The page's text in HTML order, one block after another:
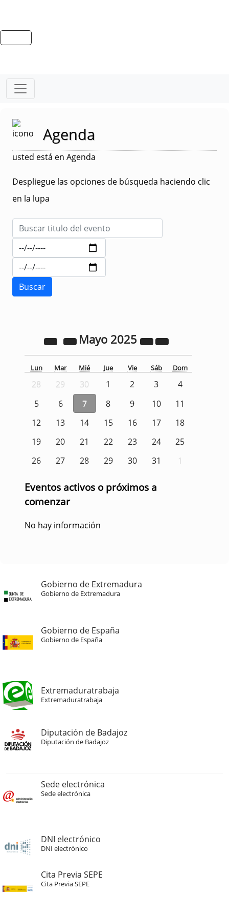
Agenda
usted está en Agenda
Despliegue las opciones de búsqueda haciendo clic
en la lupa
Mayo 2025
Lun Mar Mié Jue Vie Sáb Dom
28 29 30 1 2 3
4
5
6 7 8 9 10
11
12
13 14 15 16 17
18
19
20 21 22 23 24
25
26
27 28 29 30 31 1
Eventos activos o próximos a
comenzar
No hay información
Gobierno de Extremadura
Gobierno de Extremadura
Gobierno de España
Gobierno de España
Extremaduratrabaja
Extremaduratrabaja
Diputación de Badajoz
Diputación de Badajoz
Sede electrónica
Sede electrónica
DNI electrónico
DNI electrónico
Cita Previa SEPE
Cita Previa SEPE